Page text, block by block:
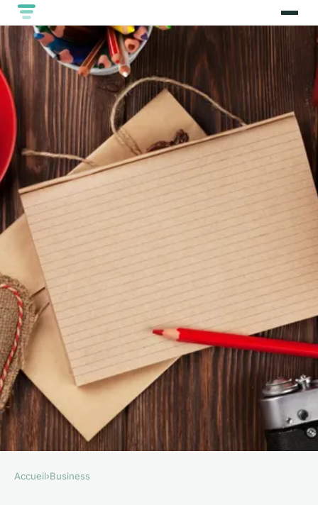
Accueil›Business